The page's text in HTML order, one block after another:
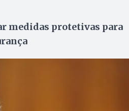
medidas protetivas para